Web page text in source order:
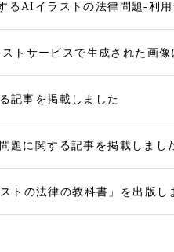
るAIイラストの法律問題-利
トサービスで生成された画
記事を掲載しました
題に関する記事を掲載しまし
トの法律の教科書」を出版し